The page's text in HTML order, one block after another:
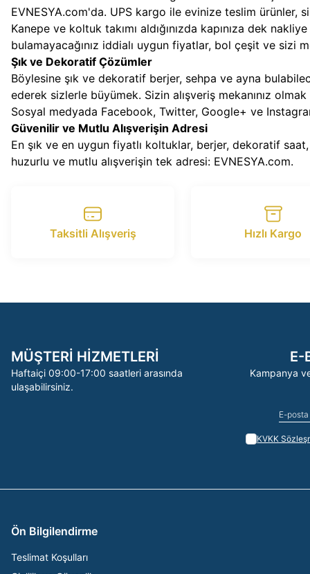
EVNESYA.com'da. UPS kargo ile evinize teslim ürünler,
Kanepe ve koltuk takımı aldığınızda kapınıza dek
bulamayacağınız iddialı uygun fiyatlar, bol çeşit ve sizi
Şık ve Dekoratif Çözümler
Böylesine şık ve dekoratif berjer, sehpa ve ayna
ederek sizlerle büyümek. Sizin alışveriş mekanınız olmak
Sosyal medyada Facebook, Twitter, Google+ ve
Güvenilir ve Mutlu Alışverişin Adresi
En şık ve en uygun fiyatlı koltuklar, berjer, dekoratif
huzurlu ve mutlu alışverişin tek adresi: EVNESYA.com.
Taksitli Alışveriş Hızlı Kargo
MÜŞTERİ HİZMETLERİ
Haftaiçi 09:00-17:00 saatleri arasında
ulaşabilirsiniz.
E-
Kampanya
KVKK
Ön Bilgilendirme
Teslimat Koşulları